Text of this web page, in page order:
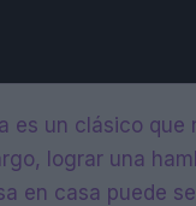
es un clásico que
lograr una
en casa puede